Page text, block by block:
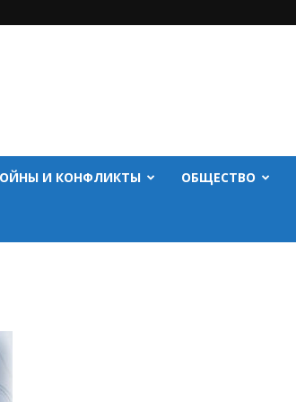
И КОНФЛИКТЫ ОБЩЕСТВО